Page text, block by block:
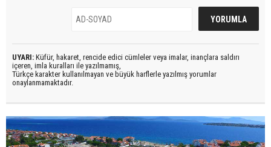
UYARI: Küfür, hakaret, rencide edici cümleler veya imalar, inançlara saldırı
içeren, imla kuralları ile yazılmamış,
Türkçe karakter kullanılmayan ve büyük harflerle yazılmış yorumlar
onaylanmamaktadır.